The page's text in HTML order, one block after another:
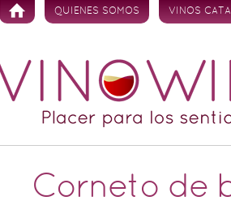
Skip to content
QUIENES SOMOS VINOS
Corneto de